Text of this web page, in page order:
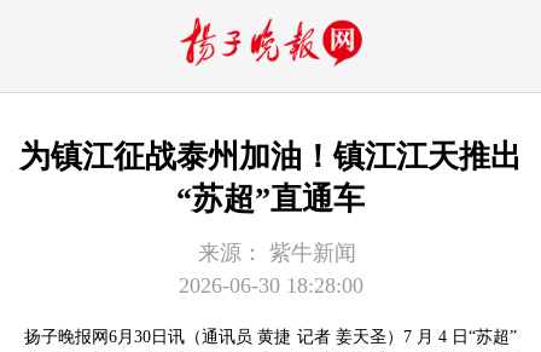
为镇江征战泰州加油！镇江江天推出
“苏超”直通车
来源：
紫牛新闻
2026-06-30 18:28:00
扬子晚报网6月30日讯（通讯员 黄捷 记者 姜天圣）7 月 4 日“苏超”